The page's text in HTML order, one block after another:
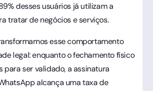
desses usuários já utilizam a
tratar de negócios e serviços.
esse comportamento
legal: enquanto o fechamento físico
para ser validado, a assinatura
alcança uma taxa de